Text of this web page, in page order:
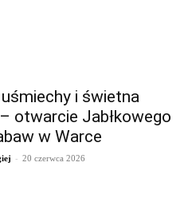
i świetna
otwarcie Jabłkowego
w Warce
- 20 czerwca 2026